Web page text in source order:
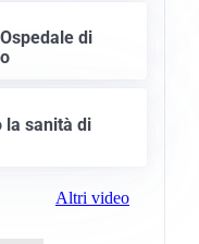
di
la sanità di
Altri video